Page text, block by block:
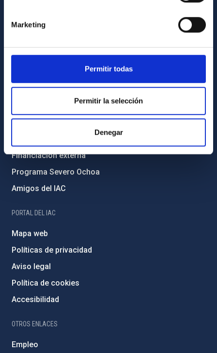
Marketing
Permitir todas
Permitir la selección
Denegar
Transparencia
Código ético y política antifraude
Igualdad y diversidad de género
Medio Ambiente y Sostenibilidad
Financiación externa
Programa Severo Ochoa
Amigos del IAC
PORTAL DEL IAC
Mapa web
Políticas de privacidad
Aviso legal
Política de cookies
Accesibilidad
OTROS ENLACES
Empleo